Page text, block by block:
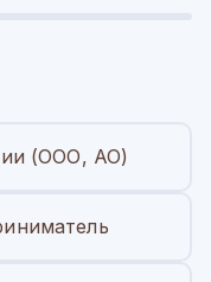
(ООО, АО)